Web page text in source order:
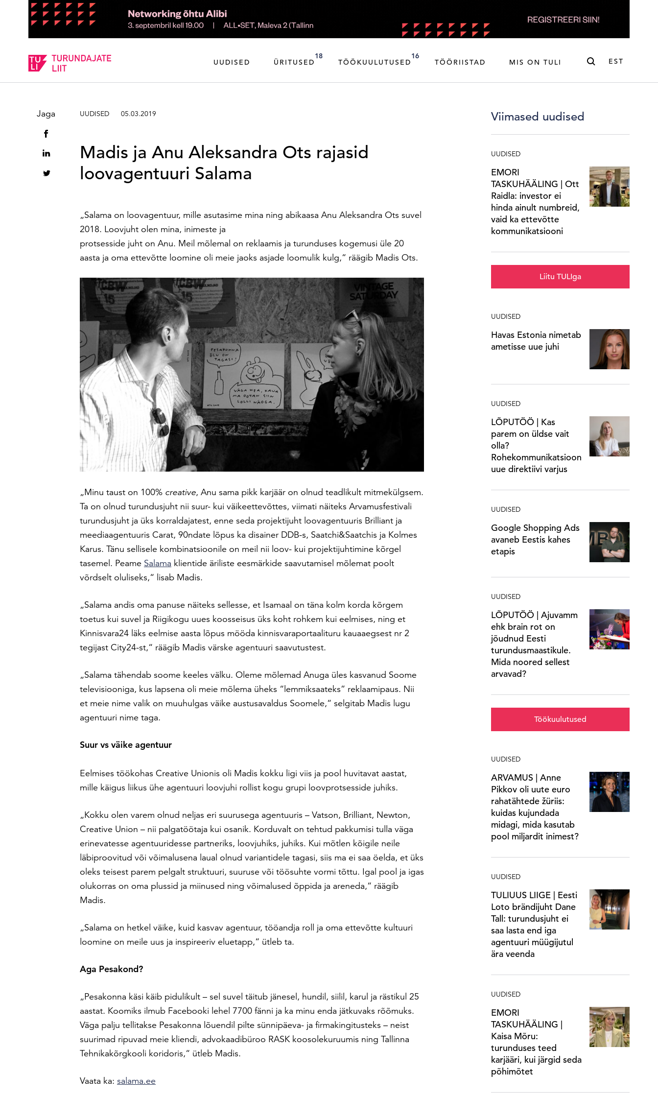
UUDISED ÜRITUSED
18
TÖÖKUULUTUSED
16
TÖÖRIISTAD MIS ON TULI EST
Sisesta märksõna Otsi
UUDISED 05.03.2019
Madis ja Anu Aleksandra Ots rajasid
loovagentuuri Salama
„Salama on loovagentuur, mille asutasime mina ning abikaasa Anu Aleksandra Ots suvel
2018. Loovjuht olen mina, inimeste ja
protsesside juht on Anu. Meil mõlemal on reklaamis ja turunduses kogemusi üle 20
aasta ja oma ettevõtte loomine oli meie jaoks asjade loomulik kulg,“ räägib Madis Ots.
„Minu taust on 100% creative, Anu sama pikk karjäär on olnud teadlikult mitmekülgsem.
Ta on olnud turundusjuht nii suur- kui väikeettevõttes, viimati näiteks Arvamusfestivali
turundusjuht ja üks korraldajatest, enne seda projektijuht loovagentuuris Brilliant ja
meediaagentuuris Carat, 90ndate lõpus ka disainer DDB-s, Saatchi&Saatchis ja Kolmes
Karus. Tänu sellisele kombinatsioonile on meil nii loov- kui projektijuhtimine kõrgel
tasemel. Peame Salama klientide äriliste eesmärkide saavutamisel mõlemat poolt
võrdselt oluliseks,“ lisab Madis.
„Salama andis oma panuse näiteks sellesse, et Isamaal on täna kolm korda kõrgem
toetus kui suvel ja Riigikogu uues koosseisus üks koht rohkem kui eelmises, ning et
Kinnisvara24 läks eelmise aasta lõpus mööda kinnisvaraportaalituru kauaaegsest nr 2
tegijast City24-st,“ räägib Madis värske agentuuri saavutustest.
„Salama tähendab soome keeles välku. Oleme mõlemad Anuga üles kasvanud Soome
televisiooniga, kus lapsena oli meie mõlema üheks “lemmiksaateks” reklaamipaus. Nii
et meie nime valik on muuhulgas väike austusavaldus Soomele,“ selgitab Madis lugu
agentuuri nime taga.
Suur vs väike agentuur
Eelmises töökohas Creative Unionis oli Madis kokku ligi viis ja pool huvitavat aastat,
mille käigus liikus ühe agentuuri loovjuhi rollist kogu grupi loovprotsesside juhiks.
„Kokku olen varem olnud neljas eri suurusega agentuuris – Vatson, Brilliant, Newton,
Creative Union – nii palgatöötaja kui osanik. Korduvalt on tehtud pakkumisi tulla väga
erinevatesse agentuuridesse partneriks, loovjuhiks, juhiks. Kui mõtlen kõigile neile
läbiproovitud või võimalusena laual olnud variantidele tagasi, siis ma ei saa öelda, et üks
oleks teisest parem pelgalt struktuuri, suuruse või töösuhte vormi tõttu. Igal pool ja igas
olukorras on oma plussid ja miinused ning võimalused õppida ja areneda,“ räägib
Madis.
„Salama on hetkel väike, kuid kasvav agentuur, tööandja roll ja oma ettevõtte kultuuri
loomine on meile uus ja inspireeriv eluetapp,“ ütleb ta.
Aga Pesakond?
„Pesakonna käsi käib pidulikult – sel suvel täitub jänesel, hundil, siilil, karul ja rästikul 25
aastat. Koomiks ilmub Facebooki lehel 7700 fänni ja ka minu enda jätkuvaks rõõmuks.
Väga palju tellitakse Pesakonna lõuendil pilte sünnipäeva- ja firmakingitusteks – neist
suurimad ripuvad meie kliendi, advokaadibüroo RASK koosolekuruumis ning Tallinna
Tehnikakõrgkooli koridoris,“ ütleb Madis.
Vaata ka: salama.ee
Jaga Viimased uudised
UUDISED
EMORI
TASKUHÄÄLING | Ott
Raidla: investor ei
hinda ainult numbreid,
vaid ka ettevõtte
kommunikatsiooni
Liitu TULIga
UUDISED
Havas Estonia nimetab
ametisse uue juhi
UUDISED
LÕPUTÖÖ | Kas
parem on üldse vait
olla?
Rohekommunikatsioon
uue direktiivi varjus
UUDISED
Google Shopping Ads
avaneb Eestis kahes
etapis
UUDISED
LÕPUTÖÖ | Ajuvamm
ehk brain rot on
jõudnud Eesti
turundusmaastikule.
Mida noored sellest
arvavad?
Töökuulutused
UUDISED
ARVAMUS | Anne
Pikkov oli uute euro
rahatähtede žüriis:
kuidas kujundada
midagi, mida kasutab
pool miljardit inimest?
UUDISED
TULIUUS LIIGE | Eesti
Loto brändijuht Dane
Tall: turundusjuht ei
saa lasta end iga
agentuuri müügijutul
ära veenda
UUDISED
EMORI
TASKUHÄÄLING |
Kaisa Mõru:
turunduses teed
karjääri, kui järgid seda
põhimõtet